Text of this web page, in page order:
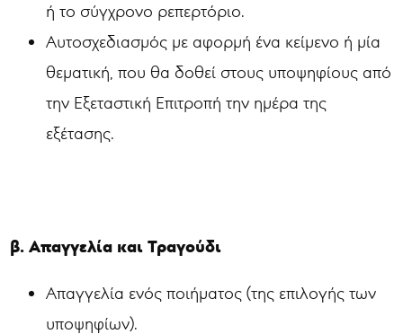
ή το σύγχρονο ρεπερτόριο.
Αυτοσχεδιασμός με αφορμή ένα κείμενο ή μία
θεματική, που θα δοθεί στους υποψηφίους από
την Εξεταστική Επιτροπή την ημέρα της
εξέτασης.
β. Απαγγελία και Τραγούδι
Απαγγελία ενός ποιήματος (της επιλογής των
υποψηφίων).